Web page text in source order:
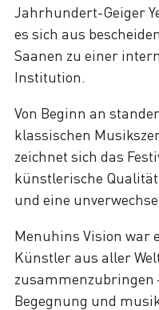
Jahrhundert-Geiger
es sich aus
Saanen zu einer
Institution.
Von Beginn an
klassischen
zeichnet sich das
künstlerische
und eine
Menuhins Vision war
Künstler aus aller
zusammenzubringen
Begegnung und